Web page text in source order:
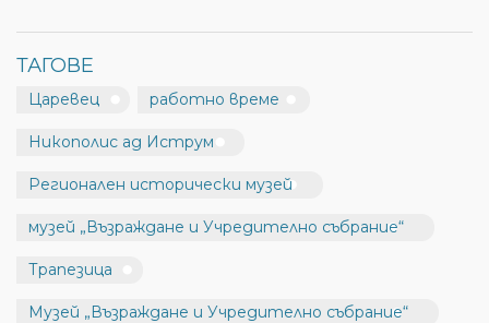
ТАГОВЕ
Царевец работно време
Никополис ад Иструм
Регионален исторически музей
музей „Възраждане и Учредително събрание“
Трапезица
Музей „Възраждане и Учредително събрание“